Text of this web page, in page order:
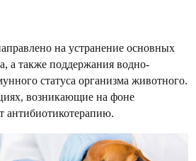
на устранение основных
а также поддержания водно-
статуса организма животного.
возникающие на фоне
антибиотикотерапию.